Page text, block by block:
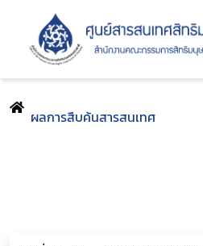
ผลการสืบค้นสารสนเทศ